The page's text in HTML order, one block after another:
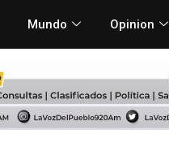
Mundo Opinion